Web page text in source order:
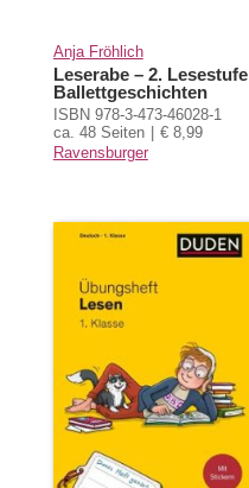
Anja Fröhlich
Leserabe – 2. Lesestufe
Ballettgeschichten
ISBN 978-3-473-46028-1
ca. 48 Seiten
€ 8,99
Ravensburger